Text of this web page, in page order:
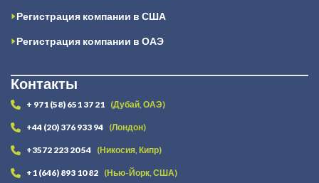
Регистрация компании в США
Регистрация компании в ОАЭ
Контакты
+ 971 (58) 651 37 21 (Дубай, ОАЭ)
+44 (20) 376 933 94 (Лондон)
+3572 223 20 54 (Никосия, Кипр)
+1 (646) 893 10 82 (Нью-Йорк, США)